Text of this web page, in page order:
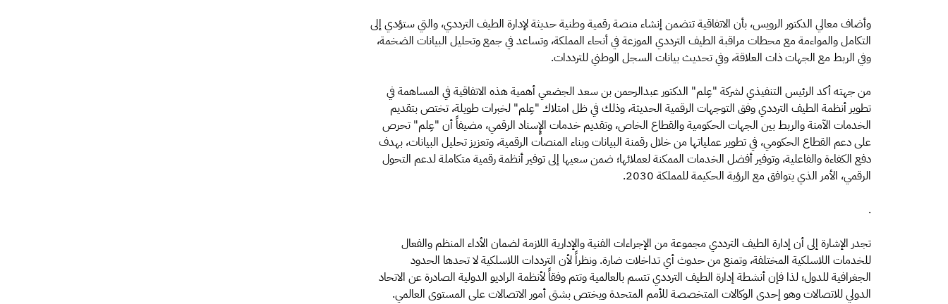
وأضاف معالي الدكتور الرويس، بأن الاتفاقية تتضمن إنشاء منصة رقمية وطنية حديثة لإدارة الطيف الترددي، والتي ستؤدي إلى
التكامل والمواءمة مع محطات مراقبة الطيف الترددي الموزعة في أنحاء المملكة، وتساعد في جمع وتحليل البيانات الضخمة،
وفي الربط مع الجهات ذات العلاقة، وفي تحديث بيانات السجل الوطني للترددات.
من جهته أكد الرئيس التنفيذي لشركة "عِلم" الدكتور عبدالرحمن بن سعد الجضعي أهمية هذه الاتفاقية في المساهمة في
تطوير أنظمة الطيف الترددي وفق التوجهات الرقمية الحديثة، وذلك في ظل امتلاك "عِلم" لخبرات طويلة، تختص بتقديم
الخدمات الآمنة والربط بين الجهات الحكومية والقطاع الخاص، وتقديم خدمات الإٍسناد الرقمي، مضيفاً أن "عِلم" تحرص
على دعم القطاع الحكومي، في تطوير عملياتها من خلال رقمنة البيانات وبناء المنصات الرقمية، وتعزيز تحليل البيانات، بهدف
دفع الكفاءة والفاعلية، وتوفير أفضل الخدمات الممكنة لعملائها؛ ضمن سعيها إلى توفير أنظمة رقمية متكاملة لدعم التحول
الرقمي، الأمر الذي يتوافق مع الرؤية الحكيمة للمملكة 2030.
.
تجدر الإشارة إلى أن إدارة الطيف الترددي مجموعة من الإجراءات الفنية والإدارية اللازمة لضمان الأداء المنظم والفعال
للخدمات اللاسلكية المختلفة، وتمنع من حدوث أي تداخلات ضارة. ونظراً لأن الترددات اللاسلكية لا تحدها الحدود
الجغرافية للدول؛ لذا فإن أنشطة إدارة الطيف الترددي تتسم بالعالمية وتتم وفقاً لأنظمة الراديو الدولية الصادرة عن الاتحاد
الدولي للاتصالات وهو إحدى الوكالات المتخصصة للأمم المتحدة ويختص بشتى أمور الاتصالات على المستوى العالمي.